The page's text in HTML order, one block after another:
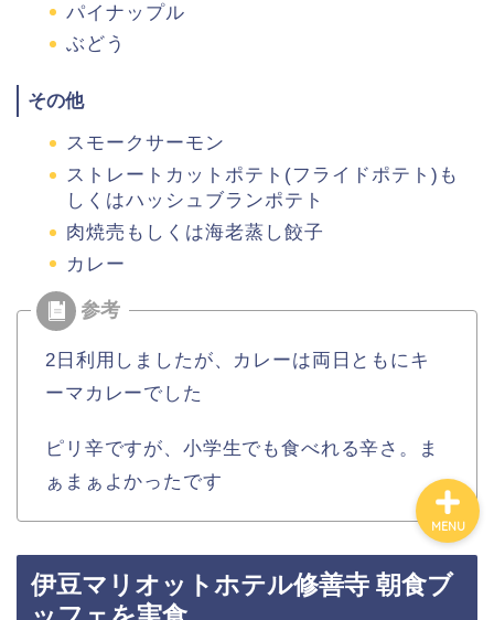
パイナップル
ぶどう
その他
スモークサーモン
ストレートカットポテト(フライドポテト)も
しくはハッシュブランポテト
肉焼売もしくは海老蒸し餃子
カレー
2日利用しましたが、カレーは両日ともにキ
ーマカレーでした
ピリ辛ですが、小学生でも食べれる辛さ。ま
ぁまぁよかったです
伊豆マリオットホテル修善寺 朝食ブ
MENU